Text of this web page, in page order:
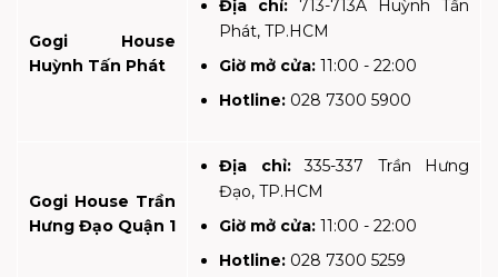
Gogi House
Huỳnh Tấn Phát
Địa chỉ: 713-713A Huỳnh Tấn
Phát, TP.HCM
Giờ mở cửa: 11:00 - 22:00
Hotline: 028 7300 5900
Gogi House Trần
Hưng Đạo Quận 1
Địa chỉ:335-337 Trần Hưng
Đạo, TP.HCM
Giờ mở cửa: 11:00 - 22:00
Hotline: 028 7300 5259